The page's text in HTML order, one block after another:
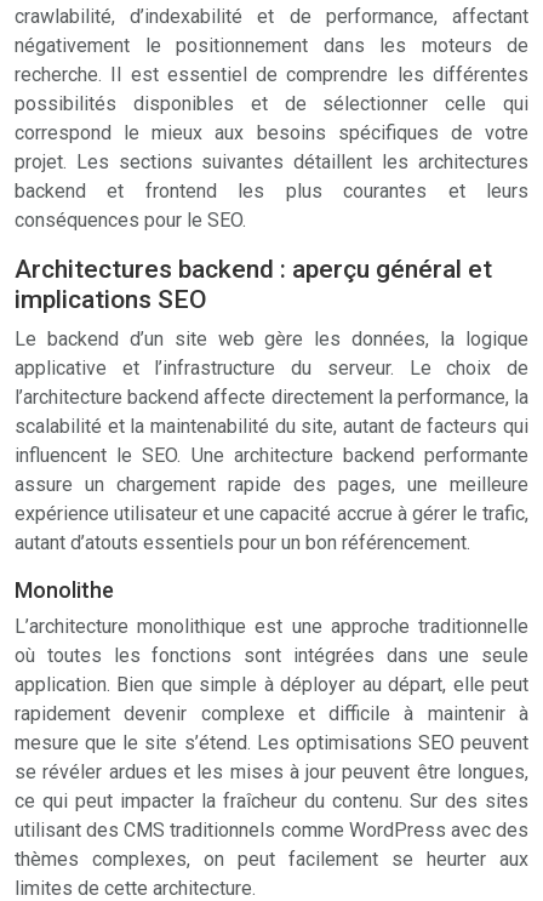
crawlabilité, d’indexabilité et de performance, affectant
négativement le positionnement dans les moteurs de
recherche. Il est essentiel de comprendre les différentes
possibilités disponibles et de sélectionner celle qui
correspond le mieux aux besoins spécifiques de votre
projet. Les sections suivantes détaillent les architectures
backend et frontend les plus courantes et leurs
conséquences pour le SEO.
Architectures backend : aperçu général et
implications SEO
Le backend d’un site web gère les données, la logique
applicative et l’infrastructure du serveur. Le choix de
l’architecture backend affecte directement la performance, la
scalabilité et la maintenabilité du site, autant de facteurs qui
influencent le SEO. Une architecture backend performante
assure un chargement rapide des pages, une meilleure
expérience utilisateur et une capacité accrue à gérer le trafic,
autant d’atouts essentiels pour un bon référencement.
Monolithe
L’architecture monolithique est une approche traditionnelle
où toutes les fonctions sont intégrées dans une seule
application. Bien que simple à déployer au départ, elle peut
rapidement devenir complexe et difficile à maintenir à
mesure que le site s’étend. Les optimisations SEO peuvent
se révéler ardues et les mises à jour peuvent être longues,
ce qui peut impacter la fraîcheur du contenu. Sur des sites
utilisant des CMS traditionnels comme WordPress avec des
thèmes complexes, on peut facilement se heurter aux
limites de cette architecture.